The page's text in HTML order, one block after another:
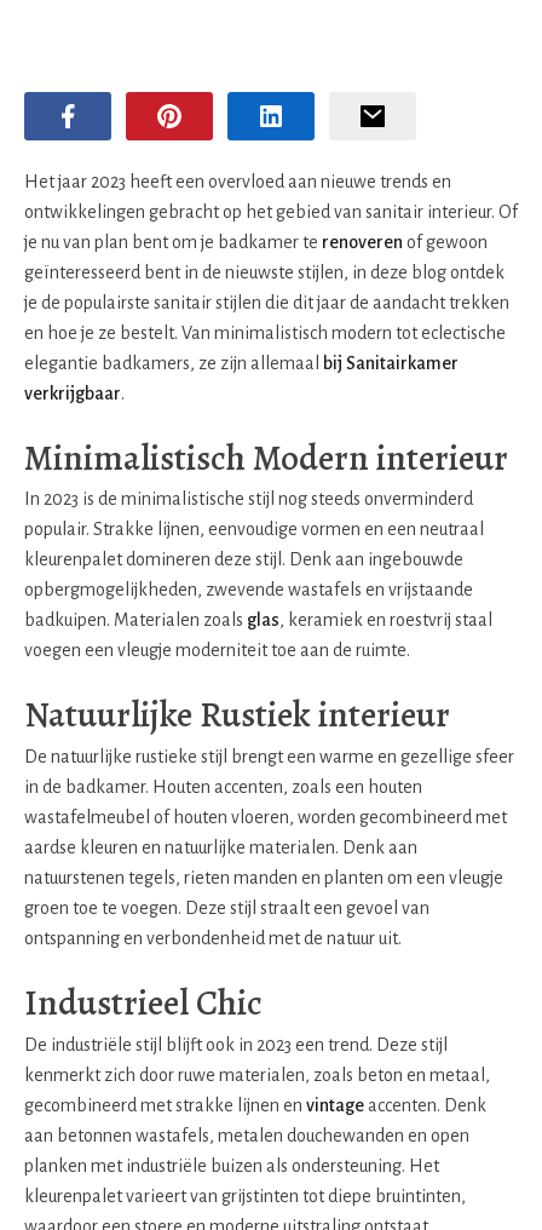
Het jaar 2023 heeft een overvloed aan nieuwe trends en
ontwikkelingen gebracht op het gebied van sanitair interieur. Of
je nu van plan bent om je badkamer te renoveren of gewoon
geïnteresseerd bent in de nieuwste stijlen, in deze blog ontdek
je de populairste sanitair stijlen die dit jaar de aandacht trekken
en hoe je ze bestelt. Van minimalistisch modern tot eclectische
elegantie badkamers, ze zijn allemaal
bij Sanitairkamer
verkrijgbaar.
Minimalistisch Modern interieur
In 2023 is de minimalistische stijl nog steeds onverminderd
populair. Strakke lijnen, eenvoudige vormen en een neutraal
kleurenpalet domineren deze stijl. Denk aan ingebouwde
opbergmogelijkheden, zwevende wastafels en vrijstaande
badkuipen. Materialen zoals glas, keramiek en roestvrij staal
voegen een vleugje moderniteit toe aan de ruimte.
Natuurlijke Rustiek interieur
De natuurlijke rustieke stijl brengt een warme en gezellige sfeer
in de badkamer. Houten accenten, zoals een houten
wastafelmeubel of houten vloeren, worden gecombineerd met
aardse kleuren en natuurlijke materialen. Denk aan
natuurstenen tegels, rieten manden en planten om een vleugje
groen toe te voegen. Deze stijl straalt een gevoel van
ontspanning en verbondenheid met de natuur uit.
Industrieel Chic
De industriële stijl blijft ook in 2023 een trend. Deze stijl
kenmerkt zich door ruwe materialen, zoals beton en metaal,
gecombineerd met strakke lijnen en vintage accenten. Denk
aan betonnen wastafels, metalen douchewanden en open
planken met industriële buizen als ondersteuning. Het
kleurenpalet varieert van grijstinten tot diepe bruintinten,
waardoor een stoere en moderne uitstraling ontstaat.